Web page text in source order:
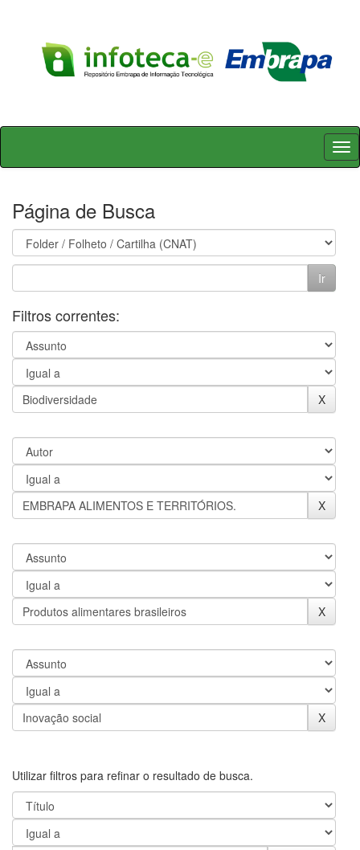
Skip
Página de Busca
Filtros correntes:
Utilizar filtros para refinar o resultado de busca.